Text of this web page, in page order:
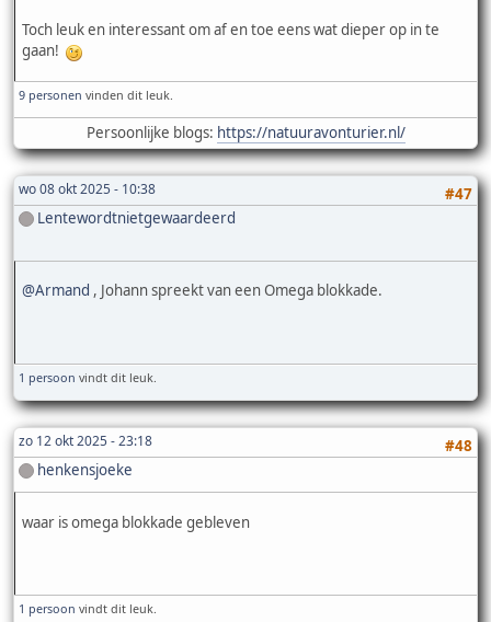
Toch leuk en interessant om af en toe eens wat dieper op in te
gaan!
9 personen vinden dit leuk.
Persoonlijke blogs: https://natuuravonturier.nl/
wo 08 okt 2025 - 10:38
#47
Lentewordtnietgewaardeerd
@Armand , Johann spreekt van een Omega blokkade.
1 persoon vindt dit leuk.
zo 12 okt 2025 - 23:18
#48
henkensjoeke
waar is omega blokkade gebleven
1 persoon vindt dit leuk.